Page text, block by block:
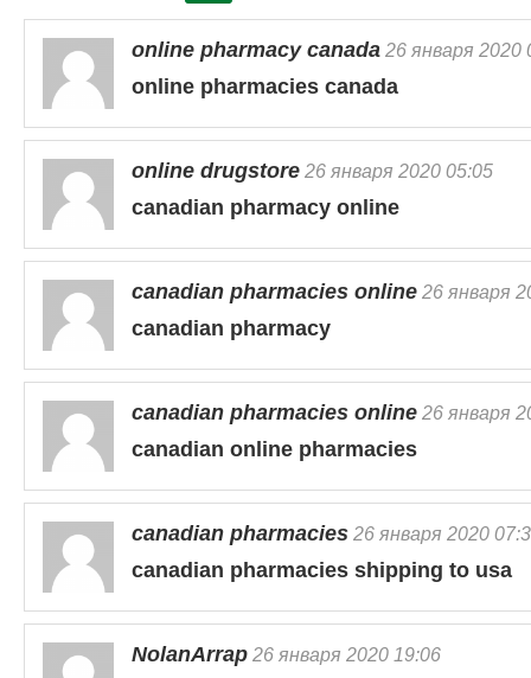
online pharmacy canada 26 января 2020
online pharmacies canada
online drugstore 26 января 2020 05:05
canadian pharmacy online
canadian pharmacies online 26 января
canadian pharmacy
canadian pharmacies online 26 января
canadian online pharmacies
canadian pharmacies 26 января 2020
canadian pharmacies shipping to usa
NolanArrap 26 января 2020 19:06